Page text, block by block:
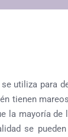
se utiliza para
tienen
la mayoría de
se